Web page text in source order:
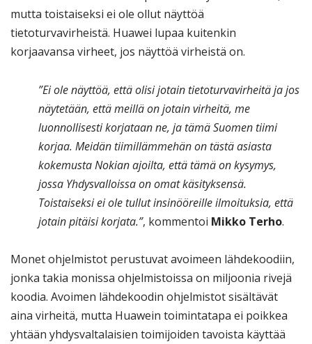
mutta toistaiseksi ei ole ollut näyttöä
tietoturvavirheistä. Huawei lupaa kuitenkin
korjaavansa virheet, jos näyttöä virheistä on.
”Ei ole näyttöä, että olisi jotain tietoturvavirheitä ja jos
näytetään, että meillä on jotain virheitä, me
luonnollisesti korjataan ne, ja tämä Suomen tiimi
korjaa. Meidän tiimillämmehän on tästä asiasta
kokemusta Nokian ajoilta, että tämä on kysymys,
jossa Yhdysvalloissa on omat käsityksensä.
Toistaiseksi ei ole tullut insinööreille ilmoituksia, että
jotain pitäisi korjata.”, kommentoi Mikko Terho.
Monet ohjelmistot perustuvat avoimeen lähdekoodiin,
jonka takia monissa ohjelmistoissa on miljoonia rivejä
koodia. Avoimen lähdekoodin ohjelmistot sisältävät
aina virheitä, mutta Huawein toimintatapa ei poikkea
yhtään yhdysvaltalaisien toimijoiden tavoista käyttää